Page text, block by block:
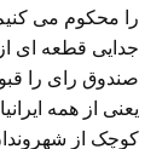
را محکوم می
جدایی قطعه ای
صندوق رای را
یعنی از همه
کوچک از